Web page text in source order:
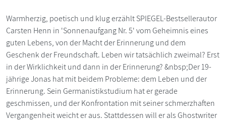
Warmherzig, poetisch und klug erzählt SPIEGEL-Bestsellerautor
Carsten Henn in 'Sonnenaufgang Nr. 5' vom Geheimnis eines
guten Lebens, von der Macht der Erinnerung und dem
Geschenk der Freundschaft. Leben wir tatsächlich zweimal? Erst
in der Wirklichkeit und dann in der Erinnerung? &nbsp;Der 19-
jährige Jonas hat mit beidem Probleme: dem Leben und der
Erinnerung. Sein Germanistikstudium hat er gerade
geschmissen, und der Konfrontation mit seiner schmerzhaften
Vergangenheit weicht er aus. Stattdessen will er als Ghostwriter